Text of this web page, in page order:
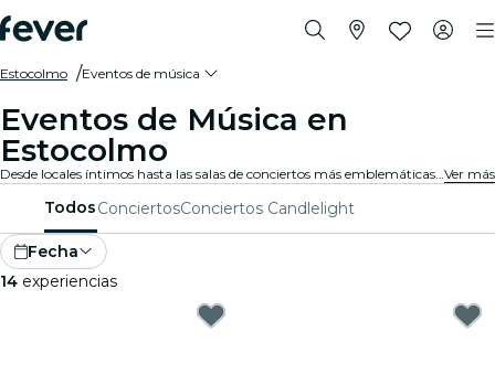
Estocolmo Eventos de música
Eventos de Música en
Estocolmo
Desde locales íntimos hasta las salas de conciertos más emblemáticas de la ciudad, Estocolmo vive al son de la música y ofrece una variada gama de eventos para todos los gustos y estilos.Ver más
TodosConciertosConciertos Candlelight
Fecha
14 experiencias